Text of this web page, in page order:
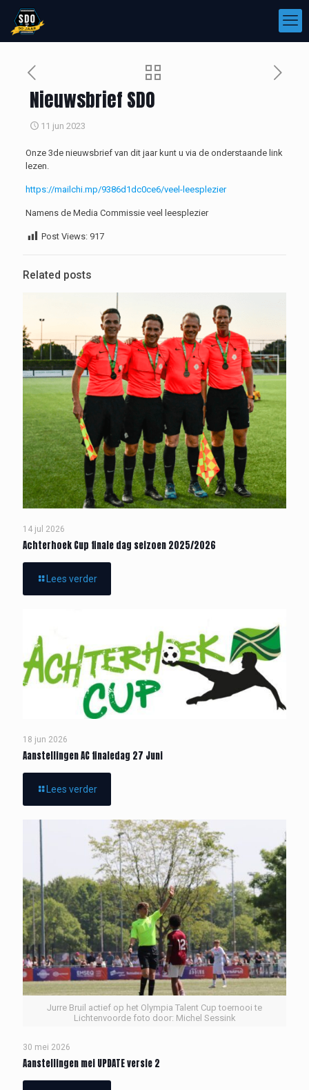
Nieuwsbrief SDO
11 jun 2023
Onze 3de nieuwsbrief van dit jaar kunt u via de onderstaande link
lezen.
https://mailchi.mp/9386d1dc0ce6/veel-leesplezier
Namens de Media Commissie veel leesplezier
Post Views: 917
Related posts
14 jul 2026
Achterhoek Cup finale dag seizoen 2025/2026
Lees verder
18 jun 2026
Aanstellingen AC finaledag 27 Juni
Lees verder
Jurre Bruil actief op het Olympia Talent Cup toernooi te
Lichtenvoorde foto door: Michel Sessink
30 mei 2026
Aanstellingen mei UPDATE versie 2